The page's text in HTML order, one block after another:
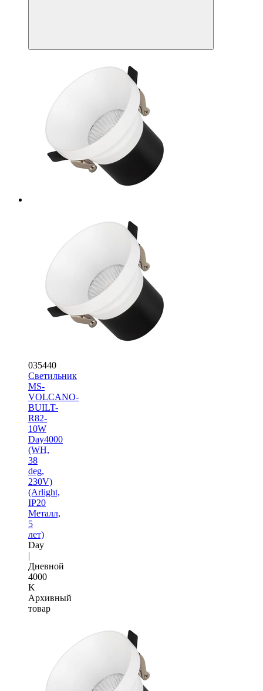
035440
Светильник
MS-
VOLCANO-
BUILT-
R82-
10W
Day4000
(WH,
38
deg,
230V)
(Arlight,
IP20
Металл,
5
лет)
Day
|
Дневной
4000
K
Архивный
товар